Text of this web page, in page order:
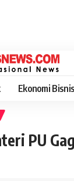
Ekonomi Bisnis
PU